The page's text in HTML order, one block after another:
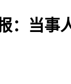
：当事